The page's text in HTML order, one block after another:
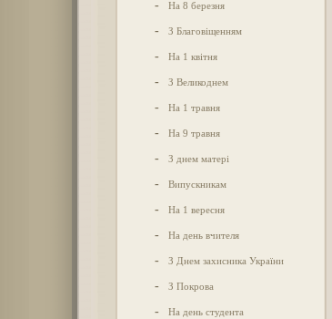
- На 8 березня
- З Благовіщенням
- На 1 квітня
- З Великоднем
- На 1 травня
- На 9 травня
- З днем матері
- Випускникам
- На 1 вересня
- На день вчителя
- З Днем захисника України
- З Покрова
- На день студента